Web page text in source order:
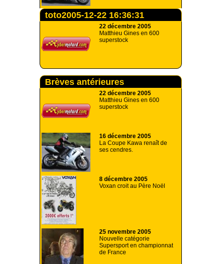
toto2005-12-22 16:36:31
22 décembre 2005
Matthieu Gines en 600
superstock
Brèves antérieures
22 décembre 2005
Matthieu Gines en 600
superstock
16 décembre 2005
La Coupe Kawa renaît de
ses cendres.
8 décembre 2005
Voxan croit au Père Noël
25 novembre 2005
Nouvelle catégorie
Supersport en championnat
de France